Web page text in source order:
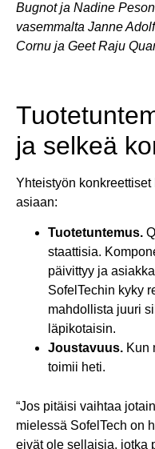
Bugnot ja Nadine
vasemmalta Janne
Cornu ja Geet Raju
ja selkeä
Yhteistyön
asiaan:
Tuotetuntemus.
staattisia.
päivittyy ja
SofelTechin kyky
mahdollista juuri
läpikotaisin.
Joustavuus. Kun
toimii heti.
“Jos pitäisi vaihtaa
mielessä SofelTech on
eivät ole sellaisia, jotka